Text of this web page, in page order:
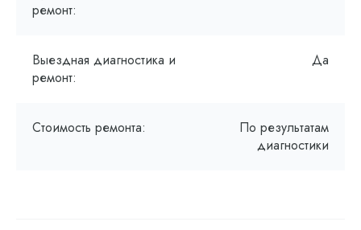
ремонт:
Выездная диагностика и
ремонт:
Да
Стоимость ремонта:
По результатам
диагностики